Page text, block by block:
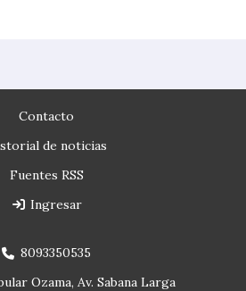
Contacto
de noticias
Fuentes RSS
Ingresar
8093350535
Ozama, Av. Sabana Larga